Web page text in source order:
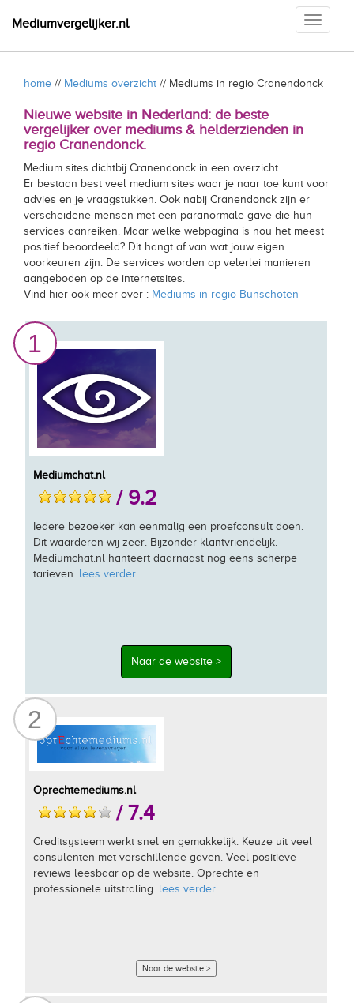
Toggle
Mediumvergelijker.nl
home // Mediums overzicht // Mediums in regio Cranendonck
Nieuwe website in Nederland: de beste
vergelijker over mediums & helderzienden in
regio Cranendonck.
Medium sites dichtbij Cranendonck in een overzicht
Er bestaan best veel medium sites waar je naar toe kunt voor
advies en je vraagstukken. Ook nabij Cranendonck zijn er
verscheidene mensen met een paranormale gave die hun
services aanreiken. Maar welke webpagina is nou het meest
positief beoordeeld? Dit hangt af van wat jouw eigen
voorkeuren zijn. De services worden op velerlei manieren
aangeboden op de internetsites.
Vind hier ook meer over : Mediums in regio Bunschoten
1
Mediumchat.nl
/ 9.2
Iedere bezoeker kan eenmalig een proefconsult doen.
Dit waarderen wij zeer. Bijzonder klantvriendelijk.
Mediumchat.nl hanteert daarnaast nog eens scherpe
tarieven. lees verder
Naar de website >
2
Oprechtemediums.nl
/ 7.4
Creditsysteem werkt snel en gemakkelijk. Keuze uit veel
consulenten met verschillende gaven. Veel positieve
reviews leesbaar op de website. Oprechte en
professionele uitstraling. lees verder
Naar de website >